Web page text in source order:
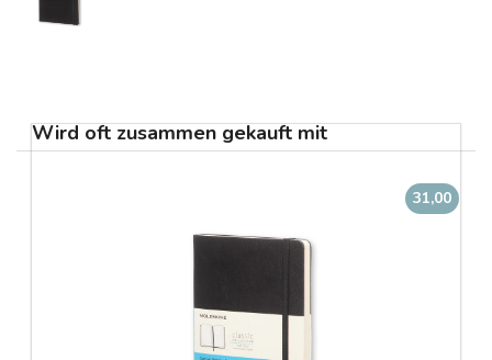
Wird oft zusammen gekauft mit
31,00